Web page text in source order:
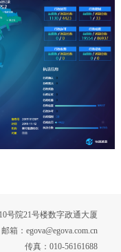
号院21号楼数字政通大厦
邮箱：egova@egova.com.cn
传真：010-56161688